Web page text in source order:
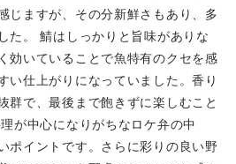
じますが、その分新鮮さもあり、多
た。 鯖はしっかりと旨味がありな
効いていることで魚特有のクセを感
い仕上がりになっていました。香り
群で、最後まで飽きずに楽しむこと
が中心になりがちなロケ弁の中
ポイントです。さらに彩りの良い野